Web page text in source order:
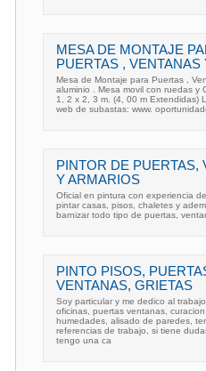
MESA DE MONTAJE
PUERTAS , VENTANAS
Mesa de Montaje para Puertas ,
aluminio . Mesa movil con ruedas y
1, 2 x 2, 3 m. (4, 00 m Extendidas)
web de subastas: www.
PINTOR DE PUERTAS,
Y ARMARIOS
Oficial en pintura con experiencia
pintar casas, pisos, chaletes y
barnizar todo tipo de puertas,
PINTO PISOS,
VENTANAS, GRIETAS
Soy particular y me dedico al
oficinas, puertas ventanas,
humedades, alisado de paredes,
referencias de trabajo, si tiene
tengo una ca